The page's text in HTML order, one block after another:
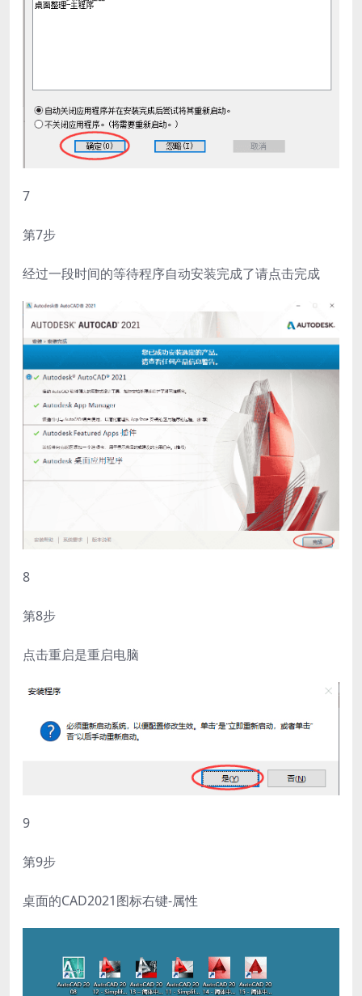
7
第7步
经过一段时间的等待程序自动安装完成了请点击完成
8
第8步
点击重启是重启电脑
9
第9步
桌面的CAD2021图标右键-属性